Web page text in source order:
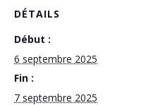
DÉTAILS
Début :
6 septembre 2025
Fin :
7 septembre 2025